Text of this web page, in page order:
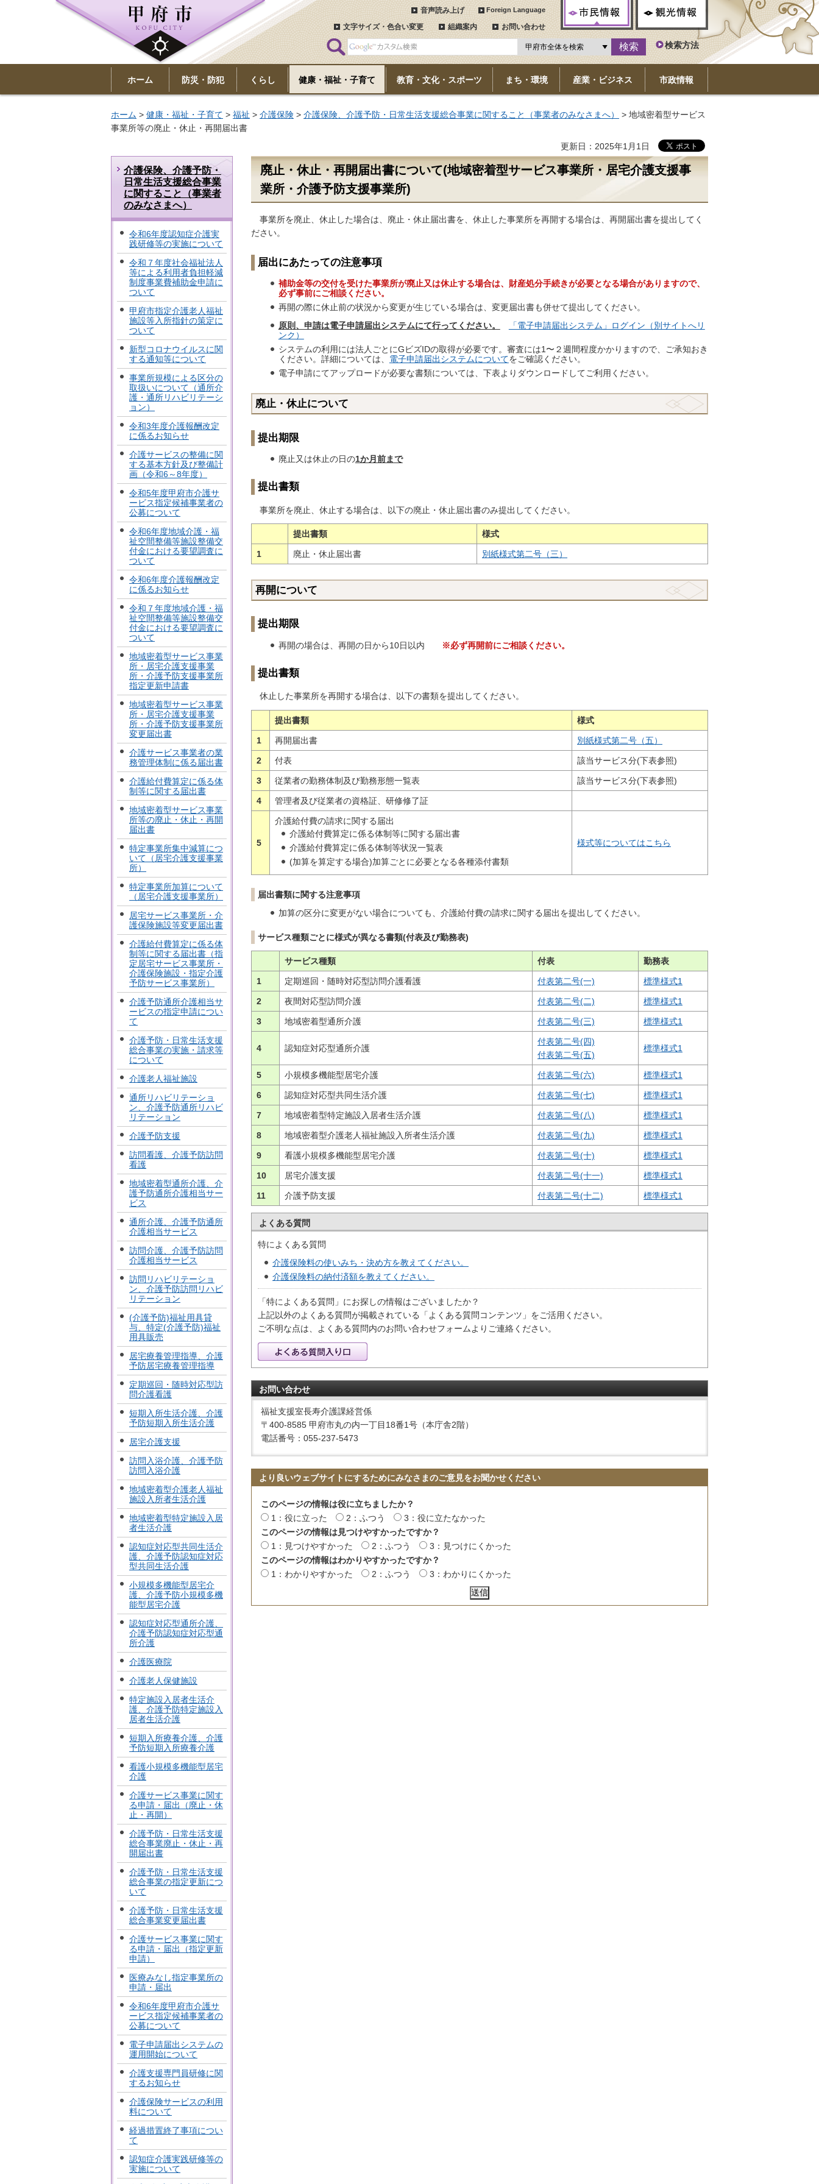
音声読み上げ Foreign Language
文字サイズ・色合い変更 組織案内 お問い合わせ
検索方法
ホーム 防災・防犯 くらし 健康・福祉・子育て 教育・文化・スポーツ まち・環境 産業・ビジネス 市政情報
ホーム > 健康・福祉・子育て > 福祉 > 介護保険 > 介護保険、介護予防・日常生活支援総合事業に関すること（事業者のみなさまへ）
> 地域密着型サービス
事業所等の廃止・休止・再開届出書
更新日：2025年1月1日
介護保険、介護予防・
日常生活支援総合事業
に関すること（事業者
のみなさまへ）
令和6年度認知症介護実
践研修等の実施について
令和７年度社会福祉法人
等による利用者負担軽減
制度事業費補助金申請に
ついて
甲府市指定介護老人福祉
施設等入所指針の策定に
ついて
新型コロナウイルスに関
する通知等について
事業所規模による区分の
取扱いについて（通所介
護・通所リハビリテーシ
ョン）
令和3年度介護報酬改定
に係るお知らせ
介護サービスの整備に関
する基本方針及び整備計
画（令和6～8年度）
令和5年度甲府市介護サ
ービス指定候補事業者の
公募について
令和6年度地域介護・福
祉空間整備等施設整備交
付金における要望調査に
ついて
令和6年度介護報酬改定
に係るお知らせ
令和７年度地域介護・福
祉空間整備等施設整備交
付金における要望調査に
ついて
地域密着型サービス事業
所・居宅介護支援事業
所・介護予防支援事業所
指定更新申請書
地域密着型サービス事業
所・居宅介護支援事業
所・介護予防支援事業所
変更届出書
介護サービス事業者の業
務管理体制に係る届出書
介護給付費算定に係る体
制等に関する届出書
地域密着型サービス事業
所等の廃止・休止・再開
届出書
特定事業所集中減算につ
いて（居宅介護支援事業
所）
特定事業所加算について
（居宅介護支援事業所）
居宅サービス事業所・介
護保険施設等変更届出書
介護給付費算定に係る体
制等に関する届出書（指
定居宅サービス事業所・
介護保険施設・指定介護
予防サービス事業所）
介護予防通所介護相当サ
ービスの指定申請につい
て
介護予防・日常生活支援
総合事業の実施・請求等
について
介護老人福祉施設
通所リハビリテーショ
ン、介護予防通所リハビ
リテーション
介護予防支援
訪問看護、介護予防訪問
看護
地域密着型通所介護、介
護予防通所介護相当サー
ビス
通所介護、介護予防通所
介護相当サービス
訪問介護、介護予防訪問
介護相当サービス
訪問リハビリテーショ
ン、介護予防訪問リハビ
リテーション
(介護予防)福祉用具貸
与、特定(介護予防)福祉
用具販売
居宅療養管理指導、介護
予防居宅療養管理指導
定期巡回・随時対応型訪
問介護看護
短期入所生活介護、介護
予防短期入所生活介護
居宅介護支援
訪問入浴介護、介護予防
訪問入浴介護
地域密着型介護老人福祉
施設入所者生活介護
地域密着型特定施設入居
者生活介護
認知症対応型共同生活介
護、介護予防認知症対応
型共同生活介護
小規模多機能型居宅介
護、介護予防小規模多機
能型居宅介護
認知症対応型通所介護、
介護予防認知症対応型通
所介護
介護医療院
介護老人保健施設
特定施設入居者生活介
護、介護予防特定施設入
居者生活介護
短期入所療養介護、介護
予防短期入所療養介護
看護小規模多機能型居宅
介護
介護サービス事業に関す
る申請・届出（廃止・休
止・再開）
介護予防・日常生活支援
総合事業廃止・休止・再
開届出書
介護予防・日常生活支援
総合事業の指定更新につ
いて
介護予防・日常生活支援
総合事業変更届出書
介護サービス事業に関す
る申請・届出（指定更新
申請）
医療みなし指定事業所の
申請・届出
令和6年度甲府市介護サ
ービス指定候補事業者の
公募について
電子申請届出システムの
運用開始について
介護支援専門員研修に関
するお知らせ
介護保険サービスの利用
料について
経過措置終了事項につい
て
認知症介護実践研修等の
実施について
廃止・休止・再開届出書について(地域密着型サービス事業所・居宅介護支援事
業所・介護予防支援事業所)
事業所を廃止、休止した場合は、廃止・休止届出書を、休止した事業所を再開する場合は、再開届出書を提出してく
ださい。
届出にあたっての注意事項
補助金等の交付を受けた事業所が廃止又は休止する場合は、財産処分手続きが必要となる場合がありますので、
必ず事前にご相談ください。
再開の際に休止前の状況から変更が生じている場合は、変更届出書も併せて提出してください。
原則、申請は電子申請届出システムにて行ってください。
「電子申請届出システム」ログイン（別サイトへリ
ンク）
システムの利用には法人ごとにGビズIDの取得が必要です。審査には1〜２週間程度かかりますので、ご承知おき
ください。詳細については、 電子申請届出システムについてをご確認ください。
電子申請にてアップロードが必要な書類については、下表よりダウンロードしてご利用ください。
廃止・休止について
提出期限
廃止又は休止の日の1か月前まで
提出書類
事業所を廃止、休止する場合は、以下の廃止・休止届出書のみ提出してください。
提出書類 様式
1 廃止・休止届出書 別紙様式第二号（三）
再開について
提出期限
再開の場合は、再開の日から10日以内 ※必ず再開前にご相談ください。
提出書類
休止した事業所を再開する場合は、以下の書類を提出してください。
提出書類 様式
1 再開届出書 別紙様式第二号（五）
2 付表 該当サービス分(下表参照)
3 従業者の勤務体制及び勤務形態一覧表 該当サービス分(下表参照)
4 管理者及び従業者の資格証、研修修了証
5
介護給付費の請求に関する届出
介護給付費算定に係る体制等に関する届出書
介護給付費算定に係る体制等状況一覧表
(加算を算定する場合)加算ごとに必要となる各種添付書類
様式等についてはこちら
届出書類に関する注意事項
加算の区分に変更がない場合についても、介護給付費の請求に関する届出を提出してください。
サービス種類ごとに様式が異なる書類(付表及び勤務表)
サービス種類 付表 勤務表
1 定期巡回・随時対応型訪問介護看護 付表第二号(一) 標準様式1
2 夜間対応型訪問介護 付表第二号(二) 標準様式1
3 地域密着型通所介護 付表第二号(三) 標準様式1
4 認知症対応型通所介護
付表第二号(四)
付表第二号(五)
標準様式1
5 小規模多機能型居宅介護 付表第二号(六) 標準様式1
6 認知症対応型共同生活介護 付表第二号(七) 標準様式1
7 地域密着型特定施設入居者生活介護 付表第二号(八) 標準様式1
8 地域密着型介護老人福祉施設入所者生活介護 付表第二号(九) 標準様式1
9 看護小規模多機能型居宅介護 付表第二号(十) 標準様式1
10 居宅介護支援 付表第二号(十一) 標準様式1
11 介護予防支援 付表第二号(十二) 標準様式1
よくある質問
特によくある質問
介護保険料の使いみち・決め方を教えてください。
介護保険料の納付済額を教えてください。
「特によくある質問」にお探しの情報はございましたか？
上記以外のよくある質問が掲載されている「よくある質問コンテンツ」をご活用ください。
ご不明な点は、よくある質問内のお問い合わせフォームよりご連絡ください。
お問い合わせ
福祉支援室長寿介護課経営係
〒400-8585 甲府市丸の内一丁目18番1号（本庁舎2階）
電話番号：055-237-5473
より良いウェブサイトにするためにみなさまのご意見をお聞かせください
このページの情報は役に立ちましたか？
1：役に立った
2：ふつう
3：役に立たなかった
このページの情報は見つけやすかったですか？
1：見つけやすかった
2：ふつう
3：見つけにくかった
このページの情報はわかりやすかったですか？
1：わかりやすかった
2：ふつう 3：わかりにくかった